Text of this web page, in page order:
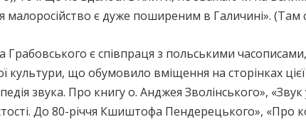
малоросійство є дуже поширеним в Галичині». (Там
є співпраця з польськими
культури, що обумовило вміщення на сторінках
звука. Про книгу о. Анджея Зволінського», «Звук
До 80-річчя Кшиштофа Пендерецького», «Про